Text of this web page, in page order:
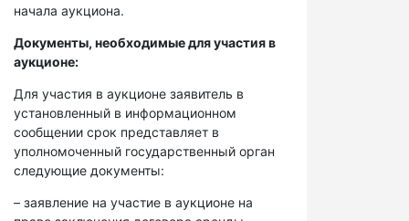
начала аукциона.
Документы, необходимые для участия в
аукционе:
Для участия в аукционе заявитель в
установленный в информационном
сообщении срок представляет в
уполномоченный государственный орган
следующие документы:
– заявление на участие в аукционе на